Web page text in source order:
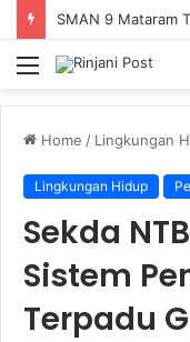
Menu
Home / Lingkungan
Lingkungan Hidup
Sekda
Sistem
Terpadu